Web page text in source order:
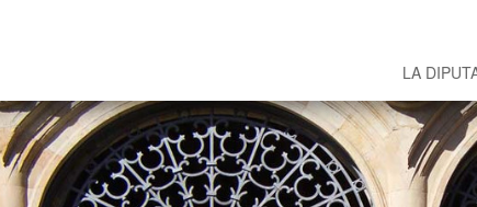
LA